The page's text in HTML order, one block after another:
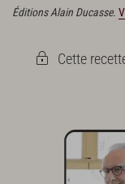
Éditions Alain Ducasse.
Cette